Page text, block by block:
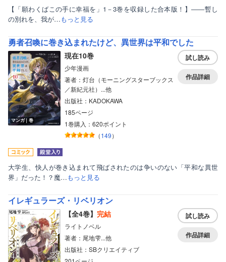
【「願わくばこの手に幸福を」1－3巻を収録した合本版！】――暫し
の別れを、我が…もっと見る
勇者召喚に巻き込まれたけど、異世界は平和でした
マンガ｜巻
現在10巻
少年漫画
著者：灯台（モーニングスターブックス
／新紀元社）...他
出版社：KADOKAWA
185ページ
1巻購入：620ポイント
（149）
試し読み
作品詳細
大学生、快人が巻き込まれて飛ばされたのは争いのない「平和な異世
界」だった！？魔…もっと見る
イレギュラーズ・リベリオン
【全4巻】 完結
ライトノベル
著者：尾地雫...他
出版社：SBクリエイティブ
試し読み
作品詳細